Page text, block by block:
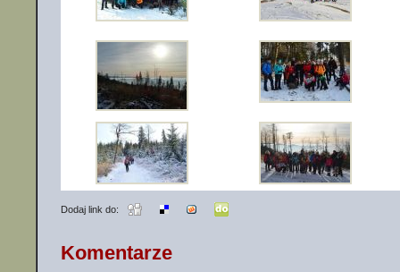
Dodaj link do:
Komentarze